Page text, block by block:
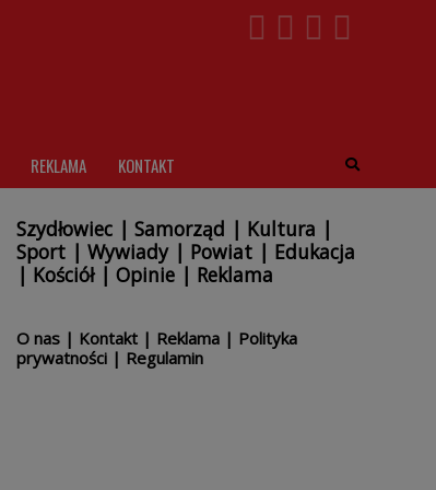
REKLAMA KONTAKT
Szydłowiec| Samorząd | Kultura |
Sport| Wywiady| Powiat| Edukacja
| Kościół| Opinie| Reklama
O nas| Kontakt| Reklama| Polityka
prywatności| Regulamin